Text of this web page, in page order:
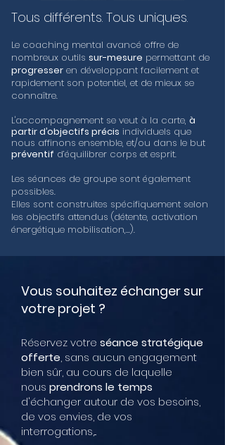
Tous différents. Tous uniques.
Le coaching mental avancé offre de
nombreux outils sur-mesure permettant de
progresser en développant facilement et
rapidement son potentiel, et de mieux se
connaître.
L'accompagnement se veut à la carte, à
partir d’objectifs précis individuels que
nous affinons ensemble, et/ou dans le but
préventif d’équilibrer corps et esprit.
Les séances de groupe sont également
possibles.
Elles sont construites spécifiquement selon
les objectifs attendus (détente, activation
énergétique mobilisation,...).
Vous souhaitez échanger sur
votre projet ?
Réservez votre séance stratégique
offerte, sans aucun engagement
bien sûr, au cours de laquelle
nous prendrons le temps
d'échanger autour de vos besoins,
de vos envies, de vos
interrogations,...